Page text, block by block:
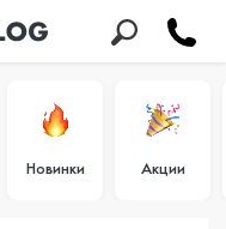
Новинки Акции